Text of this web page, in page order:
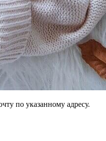
по указанному адресу.